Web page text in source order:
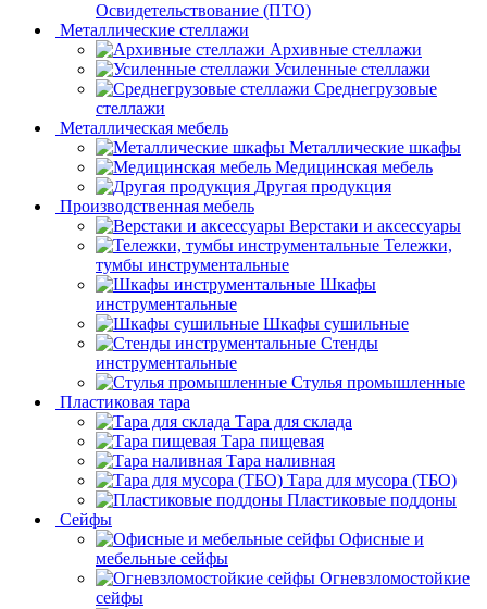
Освидетельствование (ПТО)
Металлические стеллажи
Архивные стеллажи
Усиленные стеллажи
Среднегрузовые
стеллажи
Металлическая мебель
Металлические шкафы
Медицинская мебель
Другая продукция
Производственная мебель
Верстаки и аксессуары
Тележки,
тумбы инструментальные
Шкафы
инструментальные
Шкафы сушильные
Стенды
инструментальные
Cтулья промышленные
Пластиковая тара
Тара для склада
Тара пищевая
Тара наливная
Тара для мусора (ТБО)
Пластиковые поддоны
Сейфы
Офисные и
мебельные сейфы
Огневзломостойкие
сейфы